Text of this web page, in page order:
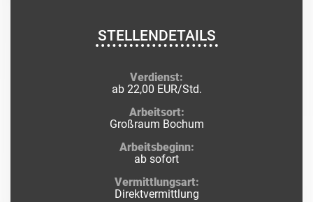
STELLENDETAILS
Verdienst:
ab 22,00 EUR/Std.
Arbeitsort:
Großraum Bochum
Arbeitsbeginn:
ab sofort
Vermittlungsart:
Direktvermittlung